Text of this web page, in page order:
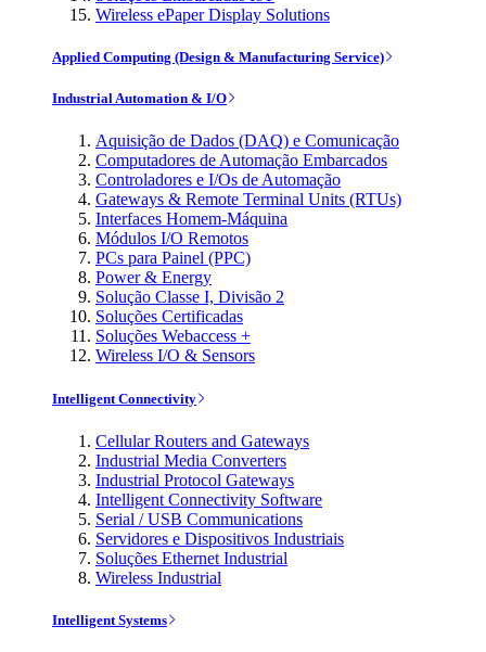
Wireless ePaper Display Solutions
Applied Computing (Design & Manufacturing Service)
Industrial Automation & I/O
Aquisição de Dados (DAQ) e Comunicação
Computadores de Automação Embarcados
Controladores e I/Os de Automação
Gateways & Remote Terminal Units (RTUs)
Interfaces Homem-Máquina
Módulos I/O Remotos
PCs para Painel (PPC)
Power & Energy
Solução Classe I, Divisão 2
Soluções Certificadas
Soluções Webaccess +
Wireless I/O & Sensors
Intelligent Connectivity
Cellular Routers and Gateways
Industrial Media Converters
Industrial Protocol Gateways
Intelligent Connectivity Software
Serial / USB Communications
Servidores e Dispositivos Industriais
Soluções Ethernet Industrial
Wireless Industrial
Intelligent Systems